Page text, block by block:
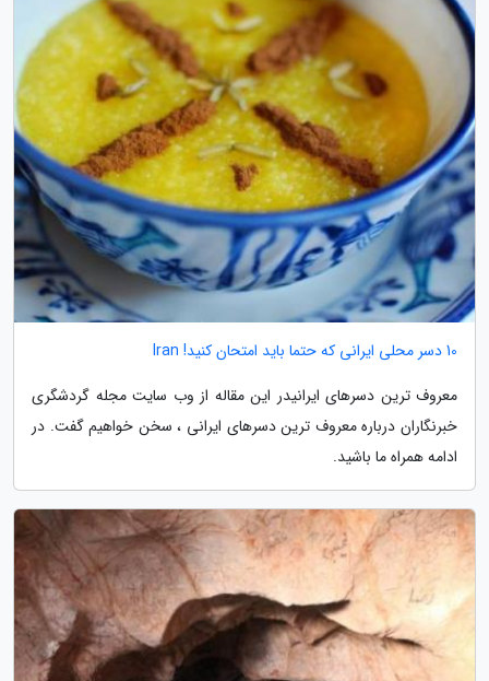
10 دسر محلی ایرانی که حتما باید امتحان کنید! Iran
معروف ترین دسرهای ایرانیدر این مقاله از وب سایت مجله گردشگری
خبرنگاران درباره معروف ترین دسرهای ایرانی ، سخن خواهیم گفت. در
ادامه همراه ما باشید.